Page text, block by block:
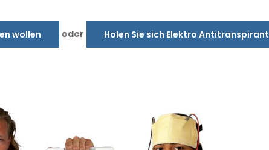
wollen oder Holen Sie sich Elektro Antitranspirant